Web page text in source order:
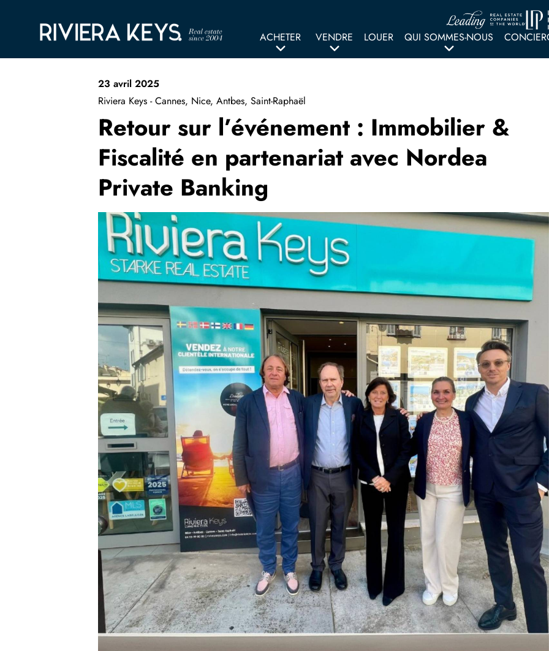
ACHETER
VENDRE LOUER QUI SOMMES-NOUS
23 avril 2025
Riviera Keys - Cannes, Nice, Antbes, Saint-Raphaël
Retour sur l’événement : Immobilier &
Fiscalité en partenariat avec Nordea
Private Banking